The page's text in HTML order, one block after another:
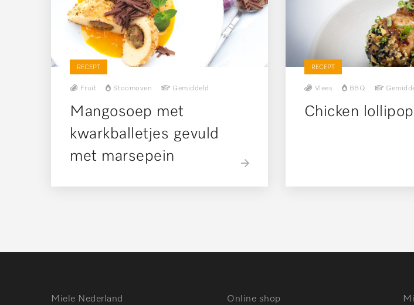
RECEPT
Fruit Stoomoven Gemiddeld
Mangosoep met
kwarkballetjes gevuld
met marsepein
RECEPT
Vlees BBQ
Chicken
Miele Nederland Online shop